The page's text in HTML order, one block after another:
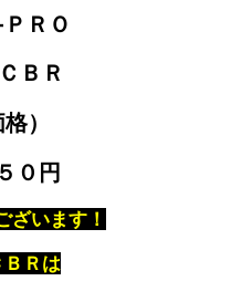
ＲＯ
ＢＲ
）
０円
ざいます！
ＢＲは